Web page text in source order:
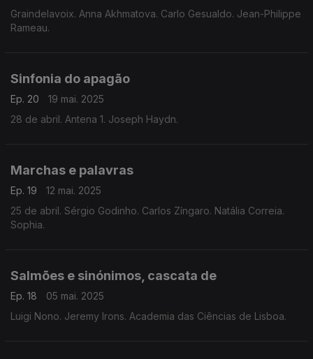
Graindelavoix. Anna Akhmatova. Carlo Gesualdo. Jean-Philippe
Rameau.
Sinfonia do apagão
Ep. 20
19 mai. 2025
28 de abril. Antena 1. Joseph Haydn.
Marchas e palavras
Ep. 19
12 mai. 2025
25 de abril. Sérgio Godinho. Carlos Zíngaro. Natália Correia.
Sophia.
Salmões e sinónimos, cascata de
Ep. 18
05 mai. 2025
Luigi Nono. Jeremy Irons. Academia das Ciências de Lisboa.